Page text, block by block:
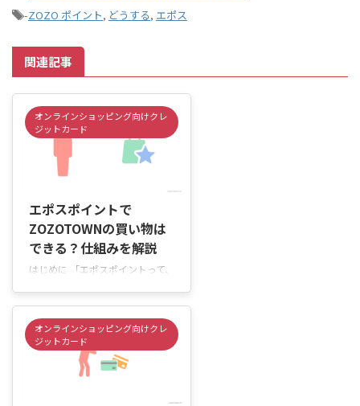
-ZOZO ポイント, どうする, エポス
関連記事
オンラインショッピング向けクレ
ジットカード
エポスポイントで
ZOZOTOWNの買い物は
できる？仕組みを解説
はじめに 「エポスポイントって、
やスニーカーをお得に購入した
い」と思っていませんか。 エポ
スポイントは、使い方を知ってお
けばZOZOTOWNの買い物にも活
用できます。ただし、利用方法に
オンラインショッピング向けクレ
ジットカード